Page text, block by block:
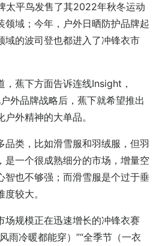
太平鸟发售了其2022年秋冬运动
领域；今年，户外日晒防护品牌起
域的波司登也都进入了冲锋衣市
蕉下方面告诉连线Insight，
外品牌战略后，蕉下就希望推出
外精神的大单品。
品类，比如滑雪服和羽绒服，但羽
是一个很成熟细分的市场，增量空
智也不够强；而滑雪服是个过于垂
较大。
场规模正在迅速增长的冲锋衣赛
雨冷暖都能穿）”“全季节（一衣